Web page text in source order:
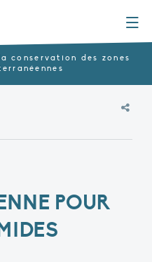
conservation des zones
POUR